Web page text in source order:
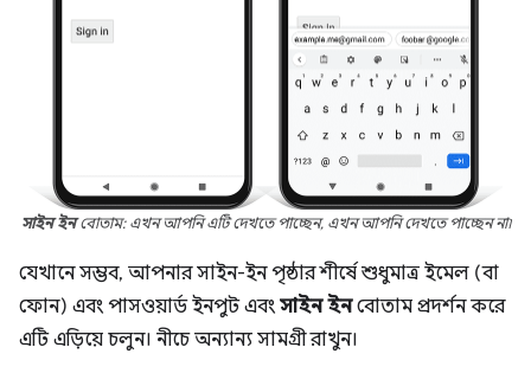
সাইন ইনবোতাম: এখন আপনি এটি দেখতে পাচ্ছেন, এখন আপনি দেখতে পাচ্ছেন না৷
যেখানে সম্ভব, আপনার সাইন-ইন পৃষ্ঠার শীর্ষে শুধুমাত্র ইমেল (বা
ফোন) এবং পাসওয়ার্ড ইনপুট এবং সাইন ইনবোতাম প্রদর্শন করে
এটি এড়িয়ে চলুন। নীচে অন্যান্য সামগ্রী রাখুন।